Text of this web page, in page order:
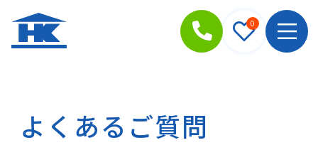
0
よくあるご質問